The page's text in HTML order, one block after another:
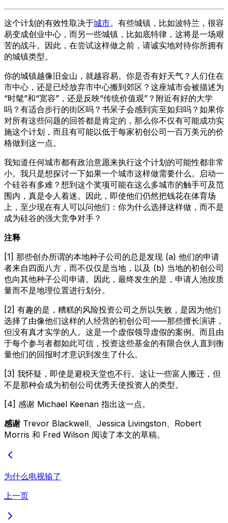
这个计划的有效性取决于城市。有些城镇，比如波特兰，很容
易变成创业中心，而另一些城镇，比如底特律，这将是一场艰
苦的战斗。因此，在尝试这样做之前，请诚实地对待你所拥有
的城镇类型。
你的城镇越像旧金山，就越容易。你是否有好天气？人们住在
市中心，还是已经放弃市中心搬到郊区？这座城市会被描述为
“时髦”和“宽容”，还是反映“传统价值观”？附近有好的大学
吗？有适合步行的街区吗？书呆子会感到宾至如归吗？如果你
对所有这些问题的回答都是肯定的，那么你不仅有可能成功实
施这个计划，而且有可能以低于每家初创公司一百万美元的价
格做到这一点。
我知道任何城市都有政治意愿来执行这个计划的可能性都非常
小。我只是想探讨一下如果一个城市这样做需要什么。启动一
个硅谷有多难？想到这个奖项可能在这么多城市的触手可及范
围内，真是令人着迷。因此，即使他们仍然把钱花在体育场
上，至少现在有人可以问他们：你为什么选择这样做，而不是
成为硅谷的强大竞争对手？
注释
[1] 那些创办所谓的本地种子公司的总是发现 (a) 他们的申请
者来自四面八方，而不仅仅是当地，以及 (b) 当地的初创公司
也向其他种子公司申请。因此，最终发生的是，申请人池按质
量而不是地理位置进行划分。
[2] 有趣的是，糟糕的风险投资公司之所以失败，是因为他们
选择了由像他们这样的人经营的初创公司——那些擅长演讲，
但没有真才实学的人。这是一个虚假领导虚假的案例。而且由
于每个参与者都如此可信，投资这些基金的有限合伙人直到衡
量他们的回报时才意识到发生了什么。
[3] 我怀疑，即使是避税天堂也不行。这让一些富人搬迁，但
不是那种会成为初创公司优秀天使投资人的类型。
[4] 感谢 Michael Keenan 指出这一点。
感谢 Trevor Blackwell、Jessica Livingston、Robert
Morris 和 Fred Wilson 阅读了本文的草稿。
为什么电视输了
上一页